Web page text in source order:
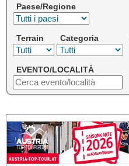
Paese/Regione
Terrain Categoria
EVENTO/LOCALITÀ